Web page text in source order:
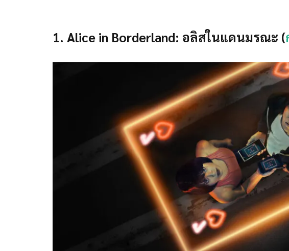
1. Alice in Borderland: อลิสในแดนมรณะ (